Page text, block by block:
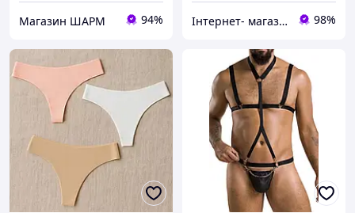
Магазин ШАРМ 94% Інтернет- магазин "Beauty" 98%